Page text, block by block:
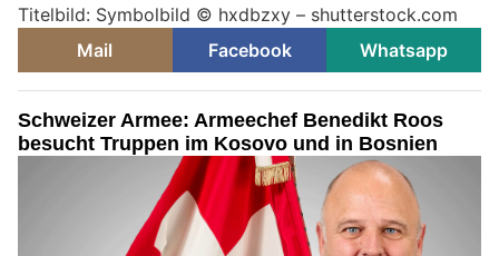
Titelbild: Symbolbild © hxdbzxy – shutterstock.com
Mail
Facebook Whatsapp
Schweizer Armee: Armeechef Benedikt Roos
besucht Truppen im Kosovo und in Bosnien